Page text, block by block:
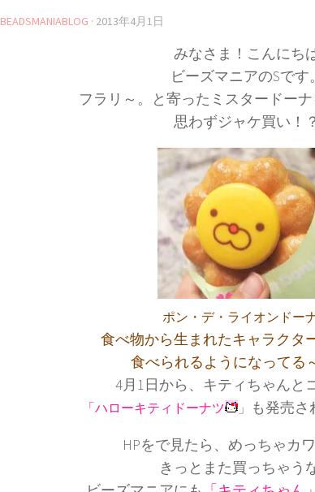
BEADSMANIABLOG · 2013年4月1日
みなさま！こんにち
ビーズマニアのSです。
フラリ～。と寄ったミスタードー
思わずジャケ買い！？
ポン・デ・ライオンドー
食べ物から生まれたキャラクタ
食べられるようになってる
4月1日から、キティちゃんと
「ハローキティドーナツ 」 も発売さ
HPをで見たら、めっちゃカ
きっとまた買っちゃうな